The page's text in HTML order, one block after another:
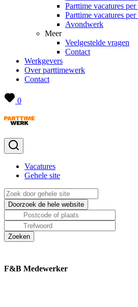
Parttime vacatures per
Parttime vacatures
Avondwerk
Meer
Veelgestelde vragen
Contact
Werkgevers
Over parttimewerk
Contact
0
Vacatures
Gehele site
F&B Medewerker